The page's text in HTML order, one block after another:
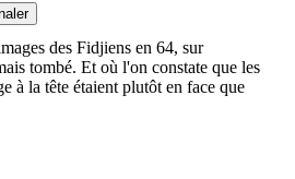
des Fidjiens en 64, sur
tombé. Et où l'on constate que les
à la tête étaient plutôt en face que